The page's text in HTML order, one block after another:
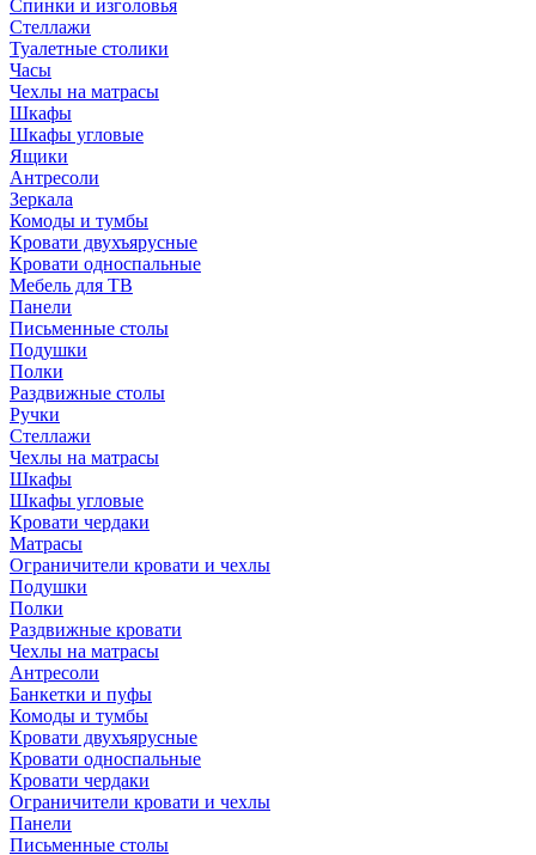
Спинки и изголовья
Стеллажи
Туалетные столики
Часы
Чехлы на матрасы
Шкафы
Шкафы угловые
Ящики
Антресоли
Зеркала
Комоды и тумбы
Кровати двухъярусные
Кровати односпальные
Мебель для ТВ
Панели
Письменные столы
Подушки
Полки
Раздвижные столы
Ручки
Стеллажи
Чехлы на матрасы
Шкафы
Шкафы угловые
Кровати чердаки
Матрасы
Ограничители кровати и чехлы
Подушки
Полки
Раздвижные кровати
Чехлы на матрасы
Антресоли
Банкетки и пуфы
Комоды и тумбы
Кровати двухъярусные
Кровати односпальные
Кровати чердаки
Ограничители кровати и чехлы
Панели
Письменные столы